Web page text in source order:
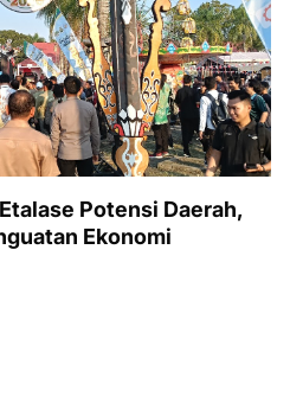
Potensi Daerah,
Ekonomi